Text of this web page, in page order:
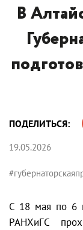
В
ПОДЕЛИТЬСЯ:
19.05.2026
С 18 мая по 6
РАНХиГС